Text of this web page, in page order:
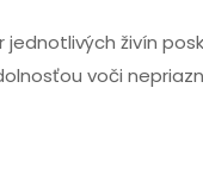
živín
voči